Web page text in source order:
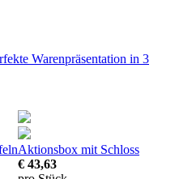
Warenpräsentation in 3
Aktionsbox mit Schloss
€ 43,63